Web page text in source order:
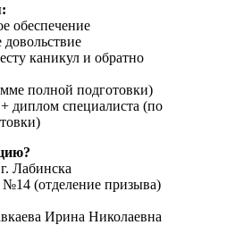
обеспечение
каникул и обратно
полной подготовки)
+ диплом специалиста (по
Лабинска
№14 (отделение призыва)
Ирина Николаевна